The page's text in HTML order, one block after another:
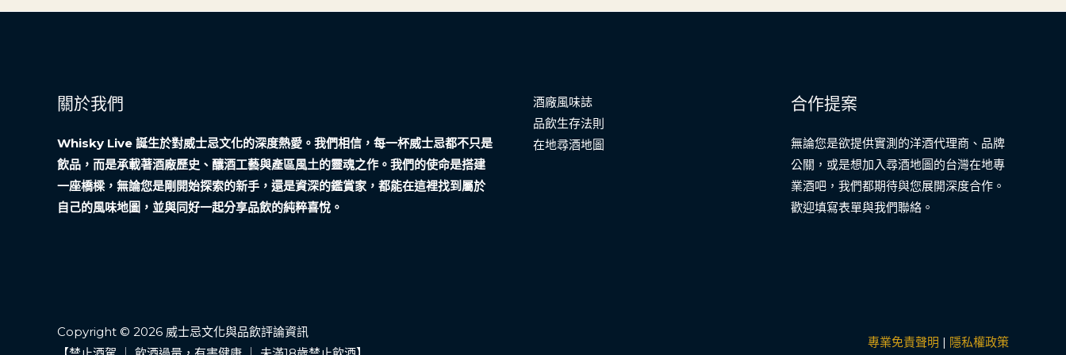
關於我們
Whisky Live 誕生於對威士忌文化的深度熱愛。我們相信，每一杯威士忌都不只是
飲品，而是承載著酒廠歷史、釀酒工藝與產區風土的靈魂之作。我們的使命是搭建
一座橋樑，無論您是剛開始探索的新手，還是資深的鑑賞家，都能在這裡找到屬於
自己的風味地圖，並與同好一起分享品飲的純粹喜悅。
酒廠風味誌
品飲生存法則
在地尋酒地圖
合作提案
無論您是欲提供實測的洋酒代理商、品牌
公關，或是想加入尋酒地圖的台灣在地專
業酒吧，我們都期待與您展開深度合作。
歡迎填寫表單與我們聯絡。
Copyright © 2026 威士忌文化與品飲評論資訊
專業免責聲明 | 隱私權政策